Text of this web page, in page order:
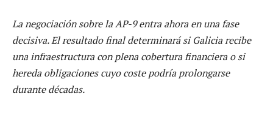
La negociación sobre la AP-9 entra ahora en una fase
decisiva. El resultado final determinará si Galicia recibe
una infraestructura con plena cobertura financiera o si
hereda obligaciones cuyo coste podría prolongarse
durante décadas.